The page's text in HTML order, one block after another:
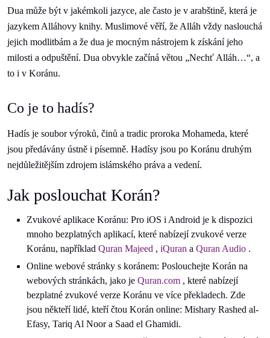
Dua může být v jakémkoli jazyce, ale často je v arabštině, která je
jazykem Alláhovy knihy. Muslimové věří, že Alláh vždy naslouchá
jejich modlitbám a že dua je mocným nástrojem k získání jeho
milosti a odpuštění. Dua obvykle začíná větou „Nechť Alláh…“, a
to i v Koránu.
Co je to hadís?
Hadís je soubor výroků, činů a tradic proroka Mohameda, které
jsou předávány ústně i písemně. Hadísy jsou po Koránu druhým
nejdůležitějším zdrojem islámského práva a vedení.
Jak poslouchat Korán?
Zvukové aplikace Koránu: Pro iOS i Android je k dispozici
mnoho bezplatných aplikací, které nabízejí zvukové verze
Koránu, například Quran Majeed , iQuran a Quran Audio .
Online webové stránky s koránem: Poslouchejte Korán na
webových stránkách, jako je Quran.com , které nabízejí
bezplatné zvukové verze Koránu ve více překladech. Zde
jsou někteří lidé, kteří čtou Korán online: Mishary Rashed al-
Efasy, Tariq Al Noor a Saad el Ghamidi.